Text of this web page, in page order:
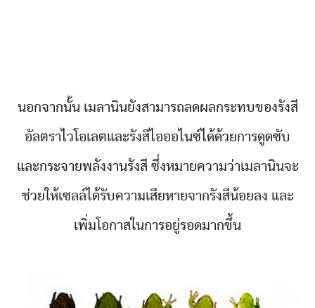
นอกจากนั้น เมลานินยังสามารถลดผลกระทบของรังสี
อัลตราไวโอเลตและรังสีไอออไนซ์ได้ด้วยการดูดซับ
และกระจายพลังงานรังสี ซึ่งหมายความว่าเมลานินจะ
ช่วยให้เซลล์ได้รับความเสียหายจากรังสีน้อยลง และ
เพิ่มโอกาสในการอยู่รอดมากขึ้น